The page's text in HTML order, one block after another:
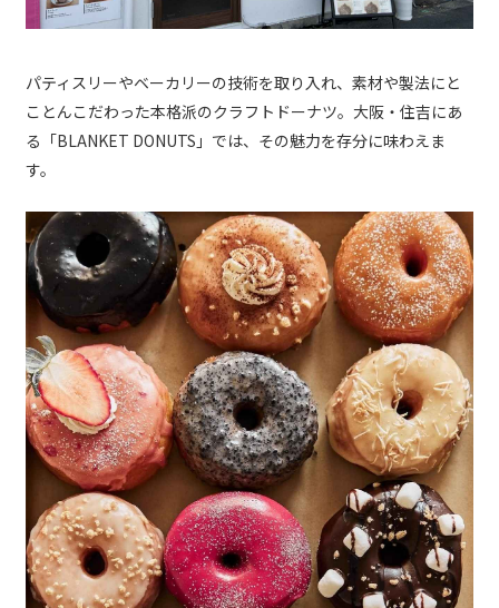
パティスリーやベーカリーの技術を取り入れ、素材や製法にと
ことんこだわった本格派のクラフトドーナツ。大阪・住吉にあ
る「BLANKET DONUTS」では、その魅力を存分に味わえま
す。